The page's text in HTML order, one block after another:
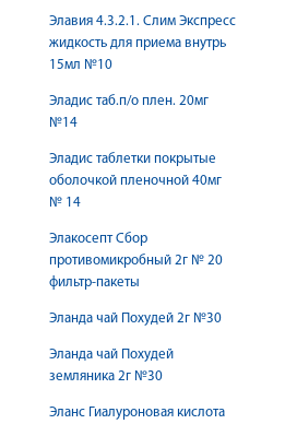
Элавия 4.3.2.1. Слим Экспресс
жидкость для приема внутрь
15мл №10
Эладис таб.п/о плен. 20мг
№14
Эладис таблетки покрытые
оболочкой пленочной 40мг
№ 14
Элакосепт Сбор
противомикробный 2г № 20
фильтр-пакеты
Эланда чай Похудей 2г №30
Эланда чай Похудей
земляника 2г №30
Эланс Гиалуроновая кислота